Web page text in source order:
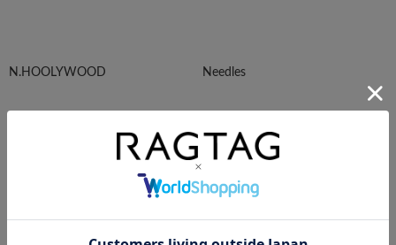
N.HOOLYWOOD Needles